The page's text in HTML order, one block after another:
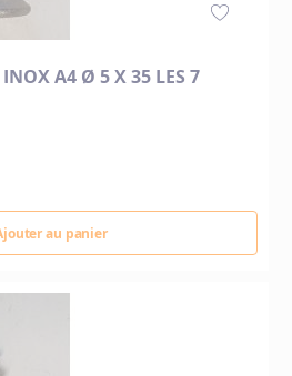
A4 Ø 5 X 35 LES 7
au panier